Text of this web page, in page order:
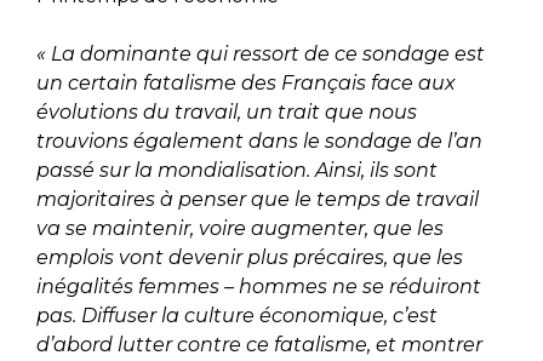
« La dominante qui ressort de ce sondage est
un certain fatalisme des Français face aux
évolutions du travail, un trait que nous
trouvions également dans le sondage de l’an
passé sur la mondialisation. Ainsi, ils sont
majoritaires à penser que le temps de travail
va se maintenir, voire augmenter, que les
emplois vont devenir plus précaires, que les
inégalités femmes – hommes ne se réduiront
pas. Diffuser la culture économique, c’est
d’abord lutter contre ce fatalisme, et montrer